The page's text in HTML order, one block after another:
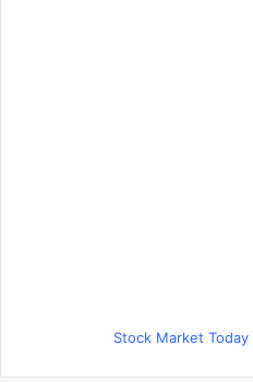
Stock Market Today